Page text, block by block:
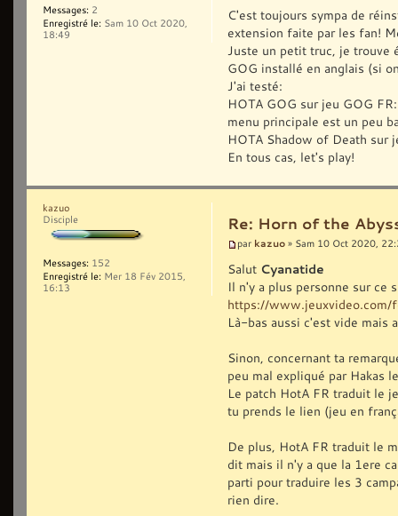
C'est toujours sympa de
extension faite par les fan!
Juste un petit truc, je trouve
GOG installé en anglais (si
J'ai testé:
HOTA GOG sur jeu GOG
menu principale est un peu
HOTA Shadow of Death sur
En tous cas, let's play!
Messages: 2
Enregistré le: Sam 10 Oct 2020,
18:49
Re: Horn of the
par kazuo » Sam 10 Oct 2020,
Salut Cyanatide
Il n'y a plus personne sur ce
https://
Là-bas aussi c'est vide mais
Sinon, concernant ta
peu mal expliqué par Hakas
Le patch HotA FR traduit le
tu prends le lien (jeu en
De plus, HotA FR traduit le
dit mais il n'y a que la 1ere
parti pour traduire les 3
rien dire.
kazuo
Disciple
Messages: 152
Enregistré le: Mer 18 Fév 2015,
16:13